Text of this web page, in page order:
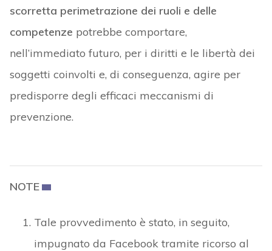
scorretta perimetrazione dei ruoli e delle
competenze potrebbe comportare,
nell’immediato futuro, per i diritti e le libertà dei
soggetti coinvolti e, di conseguenza, agire per
predisporre degli efficaci meccanismi di
prevenzione.
NOTE
Tale provvedimento è stato, in seguito,
impugnato da Facebook tramite ricorso al